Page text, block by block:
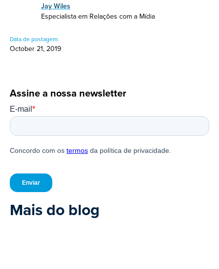
Jay Wiles
Especialista em Relações com a Mídia
Data de postagem:
October 21, 2019
Assine a nossa newsletter
Mais do blog